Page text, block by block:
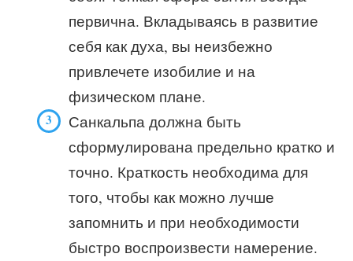
первична. Вкладываясь в развитие
себя как духа, вы неизбежно
привлечете изобилие и на
физическом плане.
Санкальпа должна быть
сформулирована предельно кратко и
точно. Краткость необходима для
того, чтобы как можно лучше
запомнить и при необходимости
быстро воспроизвести намерение.